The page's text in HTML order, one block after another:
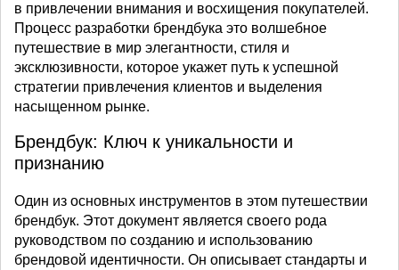
в привлечении внимания и восхищения покупателей.
Процесс разработки брендбука это волшебное
путешествие в мир элегантности, стиля и
эксклюзивности, которое укажет путь к успешной
стратегии привлечения клиентов и выделения
насыщенном рынке.
Брендбук: Ключ к уникальности и
признанию
Один из основных инструментов в этом путешествии
брендбук. Этот документ является своего рода
руководством по созданию и использованию
брендовой идентичности. Он описывает стандарты и